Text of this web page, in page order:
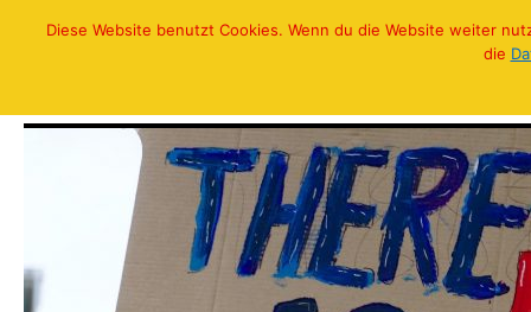
ZumDiese Website benutzt Cookies. Wenn du die Website weiter
die